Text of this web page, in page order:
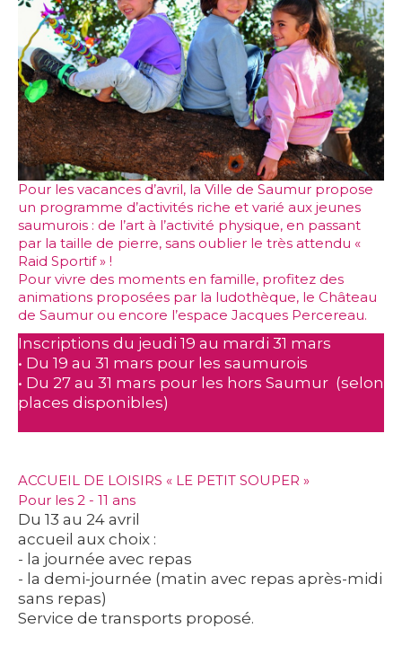
Pour les vacances d’avril, la Ville de Saumur propose
un programme d’activités riche et varié aux jeunes
saumurois : de l’art à l’activité physique, en passant
par la taille de pierre, sans oublier le très attendu «
Raid Sportif » !
Pour vivre des moments en famille, profitez des
animations proposées par la ludothèque, le Château
de Saumur ou encore l’espace Jacques Percereau.
Inscriptions du jeudi 19 au mardi 31 mars
• Du 19 au 31 mars pour les saumurois
• Du 27 au 31 mars pour les hors Saumur (selon
places disponibles)
ACCUEIL DE LOISIRS « LE PETIT SOUPER »
Pour les 2 - 11 ans
Du 13 au 24 avril
accueil aux choix :
- la journée avec repas
- la demi-journée (matin avec repas après-midi
sans repas)
Service de transports proposé.